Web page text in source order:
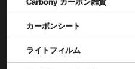
Carbony カーボン雑貨
カーボンシート
ライトフィルム